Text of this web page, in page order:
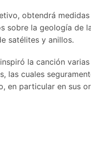
obtendrá
sobre la geología de
satélites y anillos.
la canción
las cuales
en particular en sus